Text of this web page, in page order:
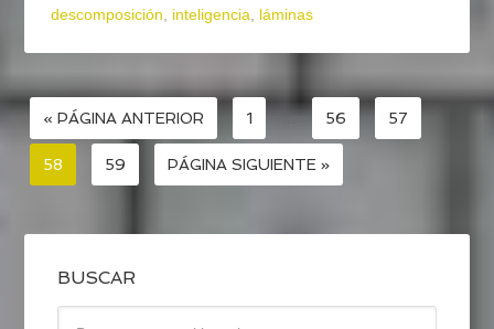
descomposición
inteligencia láminas
« PÁGINA ANTERIOR 1 … 56 57
58 59 PÁGINA SIGUIENTE »
BUSCAR